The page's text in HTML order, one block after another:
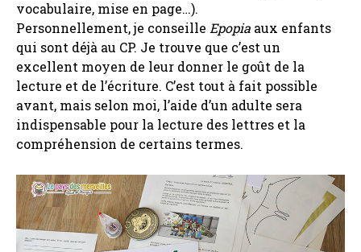
vocabulaire, mise en page…).
Personnellement, je conseille Epopia aux enfants
qui sont déjà au CP. Je trouve que c’est un
excellent moyen de leur donner le goût de la
lecture et de l’écriture. C’est tout à fait possible
avant, mais selon moi, l’aide d’un adulte sera
indispensable pour la lecture des lettres et la
compréhension de certains termes.